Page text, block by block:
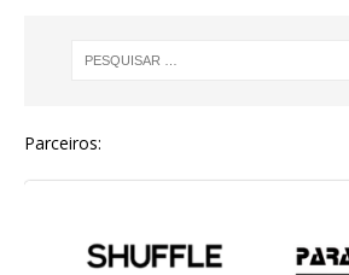
Parceiros: